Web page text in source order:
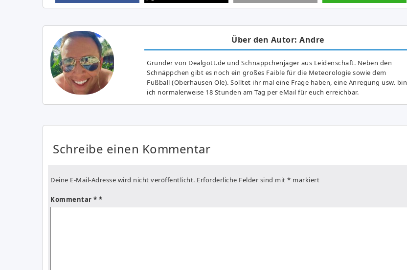
Über den Autor: Andre
Gründer von Dealgott.de und Schnäppchenjäger aus Leidenschaft. Neben den
Schnäppchen gibt es noch ein großes Fai­ble für die Meteorologie sowie dem
Fußball (Oberhausen Ole). Solltet ihr mal eine Frage haben, eine Anregung usw. bin
ich normalerweise 18 Stunden am Tag per eMail für euch erreichbar.
Schreibe einen Kommentar
Deine E-Mail-Adresse wird nicht veröffentlicht. Erforderliche Felder sind mit * markiert
Kommentar *